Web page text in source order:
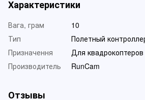
Характеристики
Вага, грам
10
Тип
Полетный
Призначення
Для квадрокоптеров
Производитель
RunCam
Отзывы